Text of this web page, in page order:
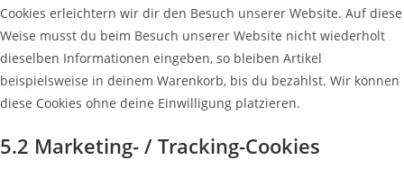
Cookies erleichtern wir dir den Besuch unserer Website. Auf diese
Weise musst du beim Besuch unserer Website nicht wiederholt
dieselben Informationen eingeben, so bleiben Artikel
beispielsweise in deinem Warenkorb, bis du bezahlst. Wir können
diese Cookies ohne deine Einwilligung platzieren.
5.2 Marketing- / Tracking-Cookies